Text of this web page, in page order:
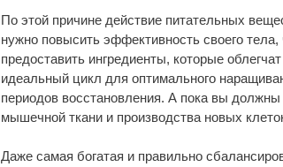
По этой причине действие питательных
нужно повысить эффективность своего
предоставить ингредиенты, которые
идеальный цикл для оптимального
периодов восстановления. А пока вы
мышечной ткани и производства новых
Даже самая богатая и правильно